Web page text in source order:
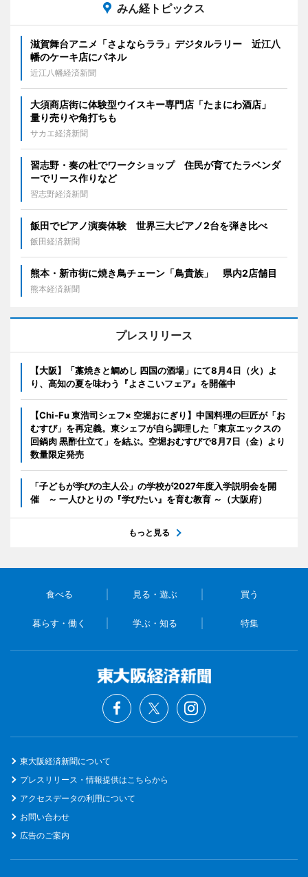
みん経トピックス
滋賀舞台アニメ「さよならララ」デジタルラリー 近江八
幡のケーキ店にパネル
近江八幡経済新聞
大須商店街に体験型ウイスキー専門店「たまにわ酒店」
量り売りや角打ちも
サカエ経済新聞
習志野・奏の杜でワークショップ 住民が育てたラベンダ
ーでリース作りなど
習志野経済新聞
飯田でピアノ演奏体験 世界三大ピアノ2台を弾き比べ
飯田経済新聞
熊本・新市街に焼き鳥チェーン「鳥貴族」 県内2店舗目
熊本経済新聞
プレスリリース
【大阪】「藁焼きと鯛めし 四国の酒場」にて8月4日（火）よ
り、高知の夏を味わう『よさこいフェア』を開催中
【Chi-Fu 東浩司シェフ× 空堀おにぎり】中国料理の巨匠が「お
むすび」を再定義。東シェフが自ら調理した「東京エックスの
回鍋肉 黒酢仕立て」を結ぶ。空堀おむすびで8月7日（金）より
数量限定発売
「子どもが学びの主人公」の学校が2027年度入学説明会を開
催 ～ 一人ひとりの『学びたい』を育む教育 ～（大阪府）
もっと見る
食べる 見る・遊ぶ 買う
暮らす・働く 学ぶ・知る 特集
東大阪経済新聞について
プレスリリース・情報提供はこちらから
アクセスデータの利用について
お問い合わせ
広告のご案内